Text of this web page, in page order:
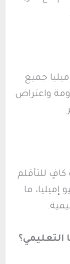
جميع
واعتراض
للتأقلم
ما
التعليمي؟